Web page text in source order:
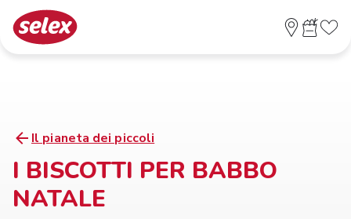
Il pianeta dei piccoli
I BISCOTTI PER BABBO
NATALE